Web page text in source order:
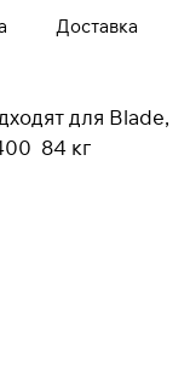
Доставка
для Blade,
84 кг